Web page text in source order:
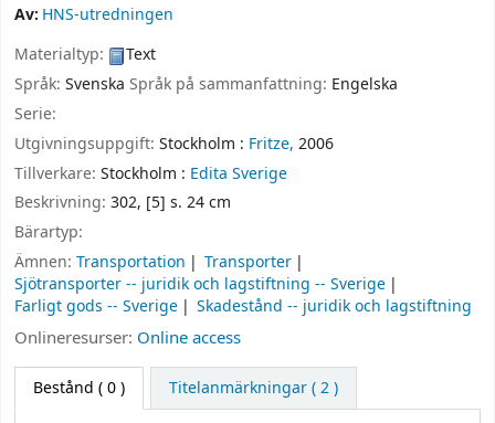
Av: HNS-utredningen
Materialtyp:
Text
Språk: Svenska Språk på sammanfattning: Engelska
Serie:
Utgivningsuppgift: Stockholm : Fritze, 2006
Tillverkare: Stockholm : Edita Sverige
Beskrivning: 302, [5] s. 24 cm
Bärartyp:
Ämnen: Transportation
Transporter
Sjötransporter -- juridik och lagstiftning -- Sverige
Farligt gods -- Sverige
Skadestånd -- juridik och lagstiftning
Onlineresurser: Online access
Bestånd ( 0 ) Titelanmärkningar ( 2 )